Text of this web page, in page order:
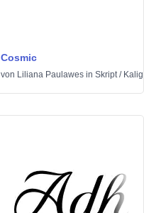
Cosmic
von Liliana Paulawes in Skript/